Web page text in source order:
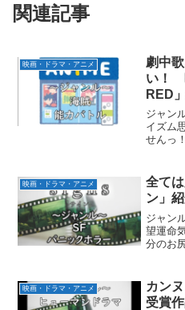
関連記事
映画・ドラマ・アニメ
劇中
い！
RED
ジャン
イズム
せんっ
る人々
タとい
映画・ドラマ・アニメ
全て
ン」
ジャン
望運命
分のお
んて時
てアル
映画・ドラマ・アニメ
カン
受賞